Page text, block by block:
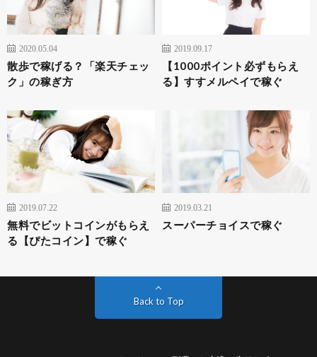
2020.05.04
散歩で稼げる？「楽天チェッ
ク」の稼ぎ方
2019.09.17
【1000ポイント必ずもらえ
る】すすメルペイで稼ぐ
2019.07.22
無料でビットコインがもらえ
る【ぴたコイン】で稼ぐ
2019.03.21
スーパーチョイスで稼ぐ
Back to Top